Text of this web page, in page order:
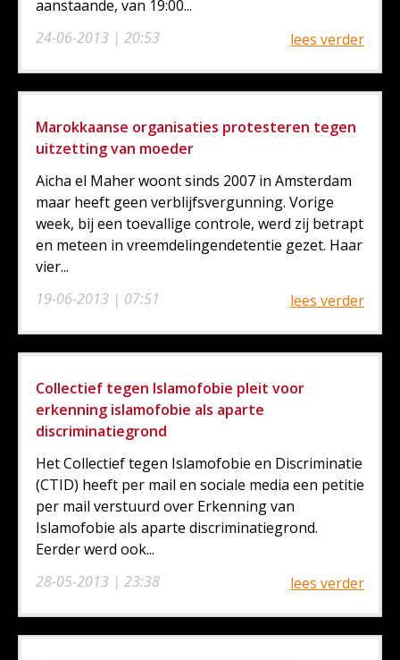
24-06-2013 | 20:53
aanstaande, van 19:00...
lees verder
Marokkaanse organisaties protesteren tegen
uitzetting van moeder
19-06-2013 | 07:51
Aicha el Maher woont sinds 2007 in Amsterdam
maar heeft geen verblijfsvergunning. Vorige
week, bij een toevallige controle, werd zij betrapt
en meteen in vreemdelingendetentie gezet. Haar
vier...
lees verder
Collectief tegen Islamofobie pleit voor
erkenning islamofobie als aparte
discriminatiegrond
28-05-2013 | 23:38
Het Collectief tegen Islamofobie en Discriminatie
(CTID) heeft per mail en sociale media een petitie
per mail verstuurd over Erkenning van
Islamofobie als aparte discriminatiegrond.
Eerder werd ook...
lees verder